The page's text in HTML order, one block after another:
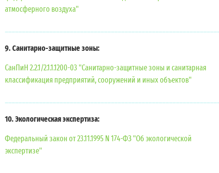
атмосферного воздуха"
9. Санитарно-защитные зоны:
СанПиН 2.2.1/2.1.1.1200-03 "Санитарно-защитные зоны и санитарная
классификация предприятий, сооружений и иных объектов"
10. Экологическая экспертиза:
Федеральный закон от 23.11.1995 N 174-ФЗ "Об экологической
экспертизе"